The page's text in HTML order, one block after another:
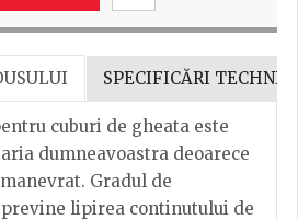
SPECIFICĂRI
cuburi de gheata este
dumneavoastra deoarece
Gradul de
lipirea continutului de